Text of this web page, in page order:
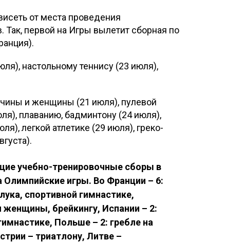
от места проведения
первой на Игры вылетит сборная по
настольному теннису (23 июля),
и женщины (21 июля), пулевой
плаванию, бадминтону (24 июля),
легкой атлетике (29 июля), греко-
учебно-тренировочные сборы в
игры. Во Франции – 6:
спортивной гимнастике,
брейкингу, Испании – 2:
Польше – 2: гребле на
– триатлону, Литве –